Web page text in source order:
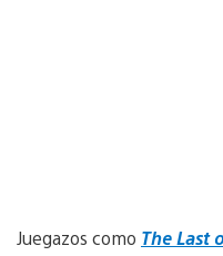
Juegazos como The Last